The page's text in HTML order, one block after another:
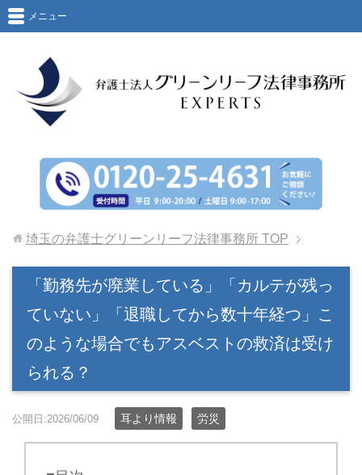
メニュー
埼玉の弁護士グリーンリーフ法律事務所 TOP
「勤務先が廃業している」「カルテが残っ
ていない」「退職してから数十年経つ」こ
のような場合でもアスベストの救済は受け
られる？
公開日:2026/06/09 耳より情報 労災